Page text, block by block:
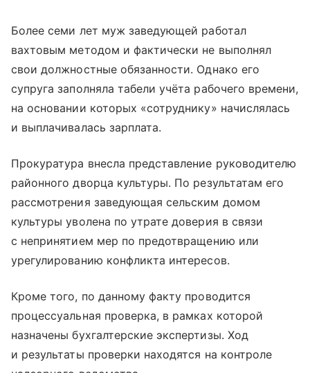
Более семи лет муж заведующей работал
вахтовым методом и фактически не выполнял
свои должностные обязанности. Однако его
супруга заполняла табели учёта рабочего времени,
на основании которых «сотруднику» начислялась
и выплачивалась зарплата.
Прокуратура внесла представление руководителю
районного дворца культуры. По результатам его
рассмотрения заведующая сельским домом
культуры уволена по утрате доверия в связи
с непринятием мер по предотвращению или
урегулированию конфликта интересов.
Кроме того, по данному факту проводится
процессуальная проверка, в рамках которой
назначены бухгалтерские экспертизы. Ход
и результаты проверки находятся на контроле